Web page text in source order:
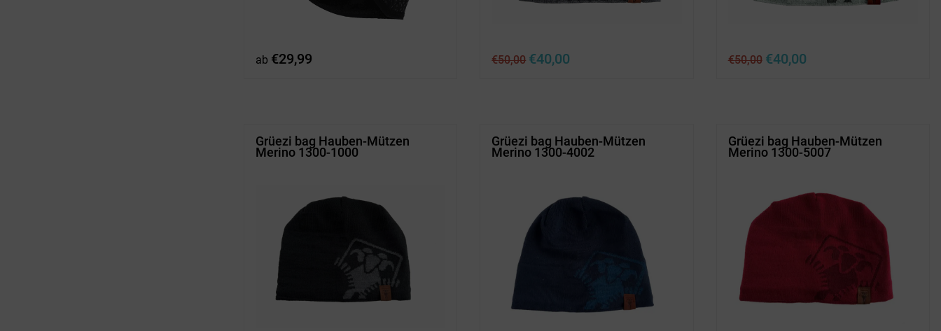
ab €29,99 €50,00 Ursprünglicher
Preis
€40,00 €50,00 Ursprünglicher
Preis
€40,00Aktueller
Grüezi bag Hauben-Mützen
Merino 1300-1000
Grüezi bag Hauben-Mützen
Merino 1300-4002
Grüezi bag Hauben-Mützen
Merino 1300-5007